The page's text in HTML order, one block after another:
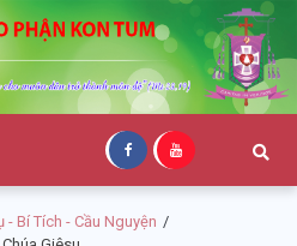
Kon
Tum
- Bí Tích - Cầu Nguyện